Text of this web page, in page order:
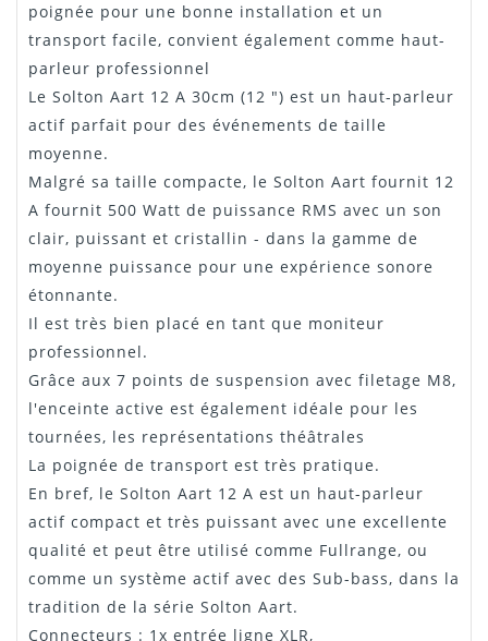
poignée pour une bonne installation et un
transport facile, convient également comme haut-
parleur professionnel
Le Solton Aart 12 A 30cm (12 ") est un haut-parleur
actif parfait pour des événements de taille
moyenne.
Malgré sa taille compacte, le Solton Aart fournit 12
A fournit 500 Watt de puissance RMS avec un son
clair, puissant et cristallin - dans la gamme de
moyenne puissance pour une expérience sonore
étonnante.
Il est très bien placé en tant que moniteur
professionnel.
Grâce aux 7 points de suspension avec filetage M8,
l'enceinte active est également idéale pour les
tournées, les représentations théâtrales
La poignée de transport est très pratique.
En bref, le Solton Aart 12 A est un haut-parleur
actif compact et très puissant avec une excellente
qualité et peut être utilisé comme Fullrange, ou
comme un système actif avec des Sub-bass, dans la
tradition de la série Solton Aart.
Connecteurs : 1x entrée ligne XLR,